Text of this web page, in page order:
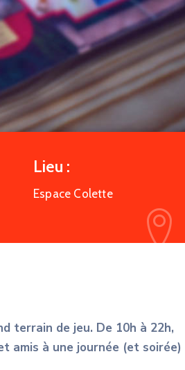
Lieu :
Espace Colette
terrain de jeu. De 10h à 22h,
amis à une journée (et soirée)